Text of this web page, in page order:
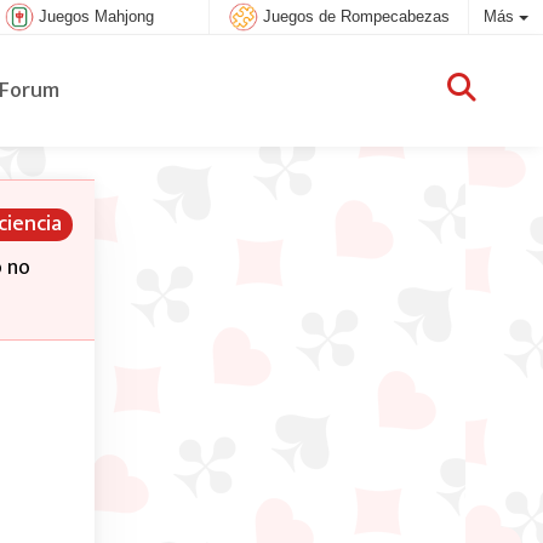
Juegos Mahjong Juegos de Rompecabezas Más